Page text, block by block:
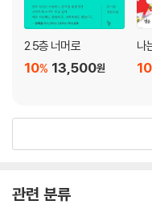
년대부터 2010년대까지 십
활 문화 속에 담아 당시를 살
리즈입니다. 굴곡지고 사연
안타깝고 가슴 아픈 사연들과
주위에서 벌어지고 있는 사건
니다.
[생생 현대사 동화] 시리즈에
‘2002 한일 월드컵’의 감동과
4. 구텐 모르겐, 칼로스! .......
5. 우정은 패스를 주고받는 것
6. 불가능은 없지 ....... 65
7. 가끔은 용기가 필요해 .......
11. 그래도 한번 해 보는 거야
13. 꿈은 이루어진다 ....... 160
14. 축제가 끝나고 ....... 175
2.5층 너머로
13,500원
10%
나
10
관련 분류